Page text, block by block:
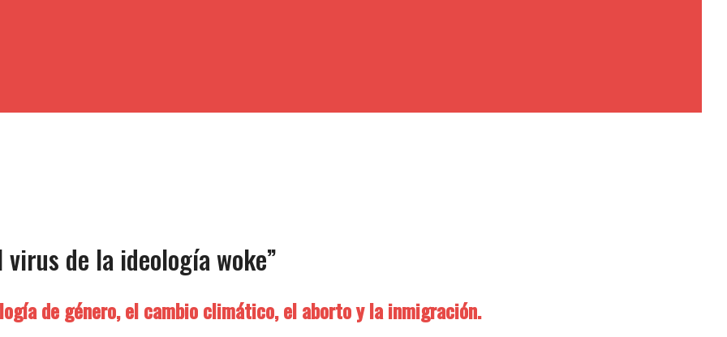
de la ideología woke”
de género, el cambio climático, el aborto y la inmigración.